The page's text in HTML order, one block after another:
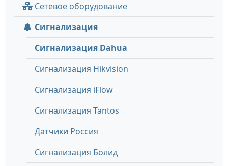
Сетевое оборудование
Сигнализация
Сигнализация Dahua
Сигнализация Hikvision
Сигнализация iFlow
Сигнализация Tantos
Датчики Россия
Сигнализация Болид